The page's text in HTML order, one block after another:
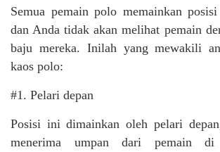
Semua pemain polo memainkan
dan Anda tidak akan melihat pemain
baju mereka. Inilah yang mewakili
kaos polo:
#1. Pelari depan
Posisi ini dimainkan oleh pelari
menerima umpan dari pemain di